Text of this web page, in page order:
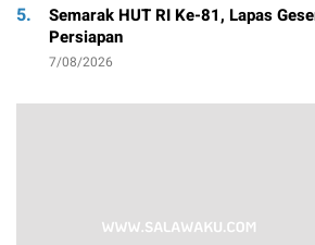
5.
Semarak HUT RI Ke-81, Lapas
Persiapan
7/08/2026